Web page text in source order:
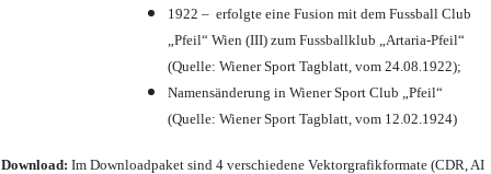
1922 – erfolgte eine Fusion mit dem Fussball Club
„Pfeil“ Wien (III) zum Fussballklub „Artaria-Pfeil“
(Quelle: Wiener Sport Tagblatt, vom 24.08.1922);
Namensänderung in Wiener Sport Club „Pfeil“
(Quelle: Wiener Sport Tagblatt, vom 12.02.1924)
Download: Im Downloadpaket sind 4 verschiedene Vektorgrafikformate (CDR, AI